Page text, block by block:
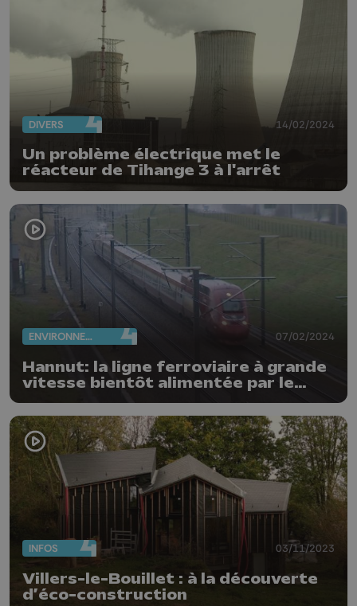
DIVERS 14/02/2024
Un problème électrique met le
réacteur de Tihange 3 à l'arrêt
ENVIRONNEMENT 07/02/2024
Hannut: la ligne ferroviaire à grande
vitesse bientôt alimentée par le
photovoltaïque
INFOS 03/11/2023
Villers-le-Bouillet : à la découverte
d’éco-construction